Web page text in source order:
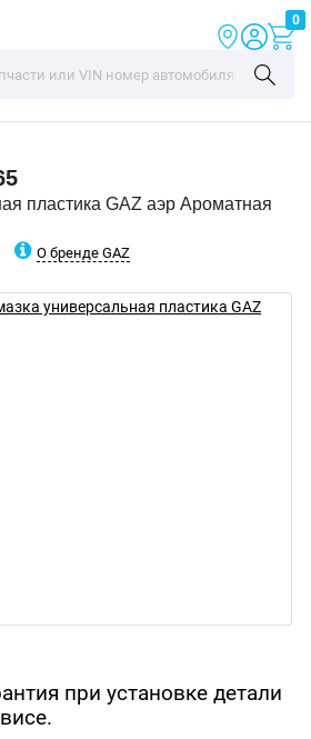
0
пластика GAZ аэр Ароматная
О бренде GAZ
при установке детали